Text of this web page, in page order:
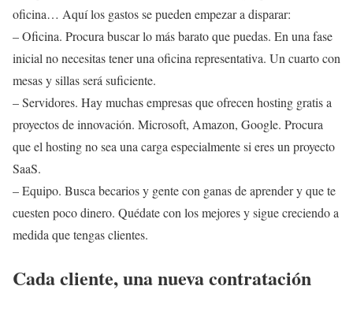
oficina… Aquí los gastos se pueden empezar a disparar:
– Oficina. Procura buscar lo más barato que puedas. En una fase
inicial no necesitas tener una oficina representativa. Un cuarto con
mesas y sillas será suficiente.
– Servidores. Hay muchas empresas que ofrecen hosting gratis a
proyectos de innovación. Microsoft, Amazon, Google. Procura
que el hosting no sea una carga especialmente si eres un proyecto
SaaS.
– Equipo. Busca becarios y gente con ganas de aprender y que te
cuesten poco dinero. Quédate con los mejores y sigue creciendo a
medida que tengas clientes.
Cada cliente, una nueva contratación